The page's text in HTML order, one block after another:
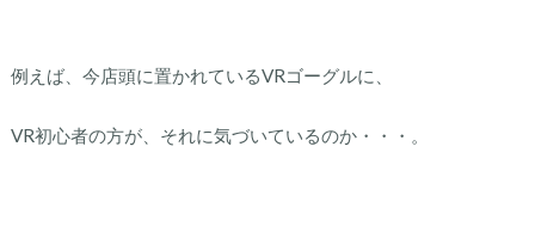
例えば、今店頭に置かれているVRゴーグルに、
VR初心者の方が、それに気づいているのか・・・。